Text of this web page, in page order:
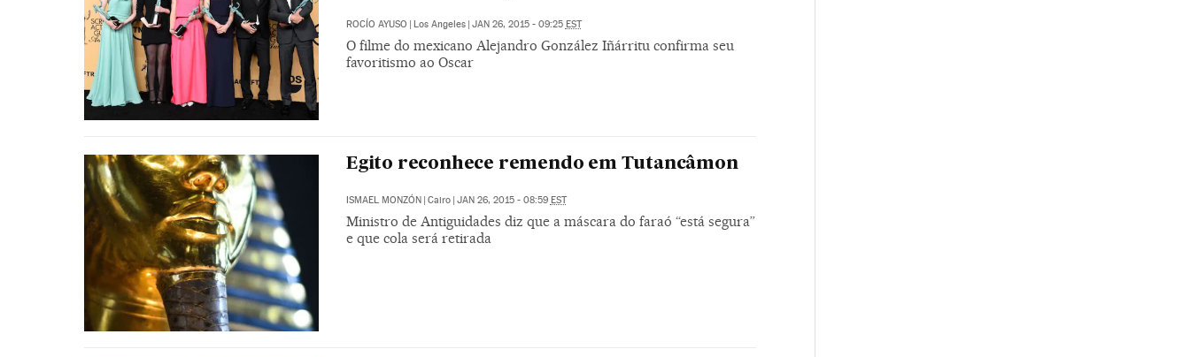
ROCÍO AYUSO | Los Angeles | JAN 26, 2015 - 09:25 EST
O filme do mexicano Alejandro González Iñárritu confirma seu
favoritismo ao Oscar
Egito reconhece remendo em Tutancâmon
ISMAEL MONZÓN Cairo JAN 26, 2015 - 08:59 EST
Ministro de Antiguidades diz que a máscara do faraó “está segura”
e que cola será retirada